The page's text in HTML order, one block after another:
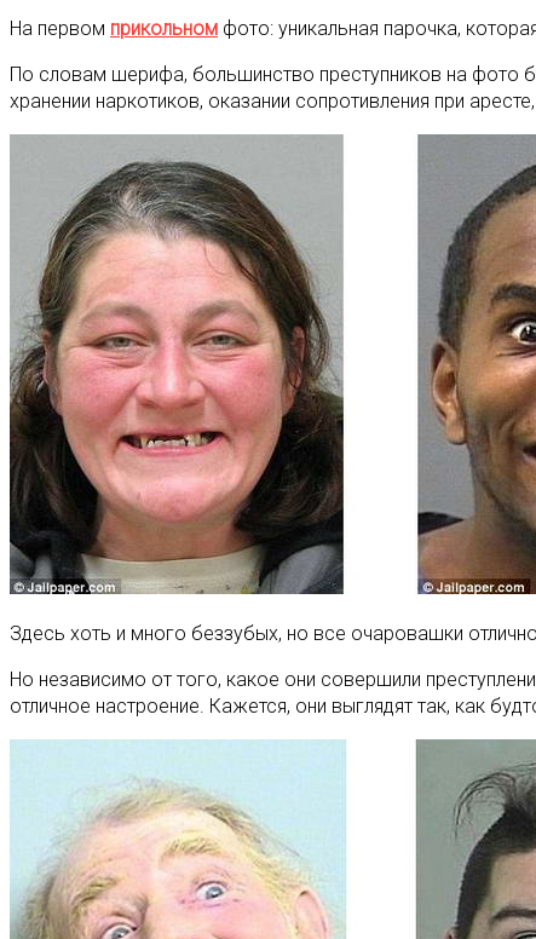
На первом прикольном фото: уникальная парочка,
По словам шерифа, большинство преступников на фото
хранении наркотиков, оказании сопротивления при
Здесь хоть и много беззубых, но все очаровашки
Но независимо от того, какое они совершили
отличное настроение. Кажется, они выглядят так, как